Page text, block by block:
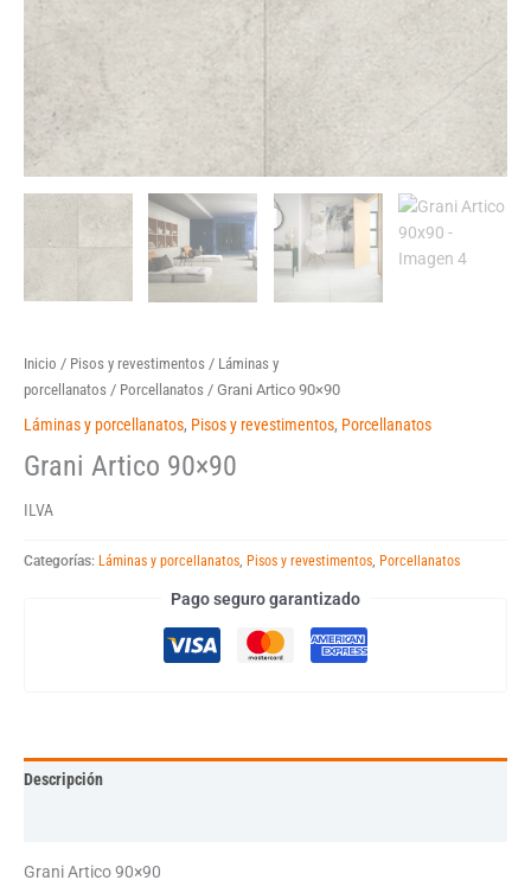
Inicio / Pisos y revestimentos / Láminas y
porcellanatos / Porcellanatos / Grani Artico 90×90
Láminas y porcellanatos, Pisos y revestimentos, Porcellanatos
Grani Artico 90×90
ILVA
Categorías: Láminas y porcellanatos Pisos y revestimentos Porcellanatos
Pago seguro garantizado
Descripción
Grani Artico 90×90